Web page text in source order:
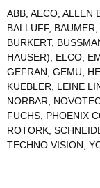
ABB, AECO, ALLEN
BALLUFF, BAUMER,
BURKERT,
HAUSER), ELCO,
GEFRAN, GEMU,
KUEBLER, LEINE
NORBAR,
FUCHS, PHOENIX
ROTORK,
TECHNO VISION,